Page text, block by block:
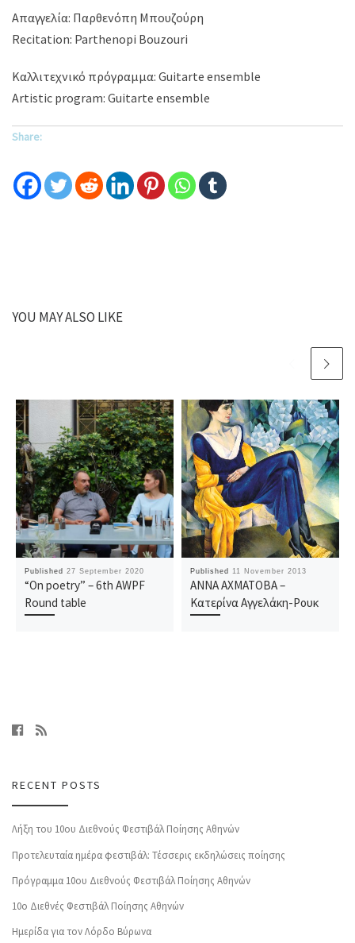
Απαγγελία: Παρθενόπη Μπουζούρη
Recitation: Parthenopi Bouzouri
Καλλιτεχνικό πρόγραμμα: Guitarte ensemble
Artistic program: Guitarte ensemble
Share:
YOU MAY ALSO LIKE
Published 27 September 2020
“On poetry” – 6th AWPF
Round table
Published 11 November 2013
ΑΝΝΑ ΑΧΜΑΤΟΒΑ –
Κατερίνα Αγγελάκη-Ρουκ
RECENT POSTS
Λήξη του 10ου Διεθνούς Φεστιβάλ Ποίησης Αθηνών
Προτελευταία ημέρα φεστιβάλ: Τέσσερις εκδηλώσεις ποίησης
Πρόγραμμα 10ου Διεθνούς Φεστιβάλ Ποίησης Αθηνών
10o Διεθνές Φεστιβάλ Ποίησης Αθηνών
Ημερίδα για τον Λόρδο Βύρωνα